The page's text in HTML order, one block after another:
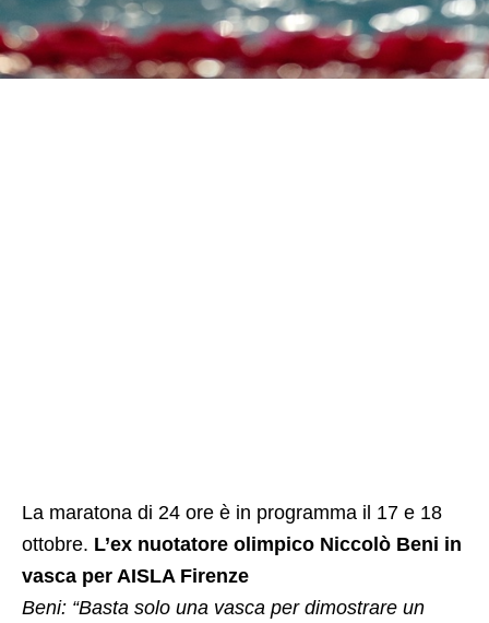
La maratona di 24 ore è in programma il 17 e 18
ottobre. L’ex nuotatore olimpico Niccolò Beni in
vasca per AISLA Firenze
Beni: “Basta solo una vasca per dimostrare un